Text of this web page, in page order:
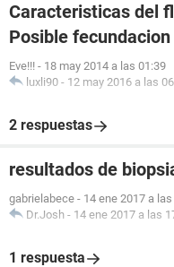
Caracteristicas del
Posible fecundacion
Eve!!! - 18 may 2014 a las 01:39
luxli90 - 12 may 2016 a las
2 respuestas
resultados de
gabrielabece - 14 ene 2017 a las
Dr.Josh - 14 ene 2017 a las
1 respuesta